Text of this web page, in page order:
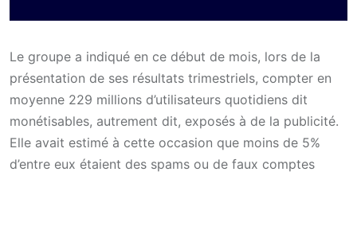
Le groupe a indiqué en ce début de mois, lors de la
présentation de ses résultats trimestriels, compter en
moyenne 229 millions d’utilisateurs quotidiens dit
monétisables, autrement dit, exposés à de la publicité.
Elle avait estimé à cette occasion que moins de 5%
d’entre eux étaient des spams ou de faux comptes